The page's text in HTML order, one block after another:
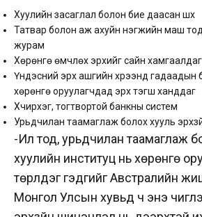
Хуулийн засаглал болон бие даасан шүүх
Татвар болон аж ахуйн нэгжийн маш
журам
Хөрөнгө өмчлөх эрхийг сайн хамгаалдаг
Үндэсний эрх ашгийн хүрээнд гадаадын
хөрөнгө оруулагчдад эрх тэгш ханддаг
Хүчирхэг, тогтвортой банкны систем
Урьдчилан таамаглаж болох хууль
-Ил тод, урьдчилан таамаглаж
хуулийн институц нь хөрөнгө
төрүүлдэг гэдгийг Австралийн
Монгол Улсын хувьд ч энэ